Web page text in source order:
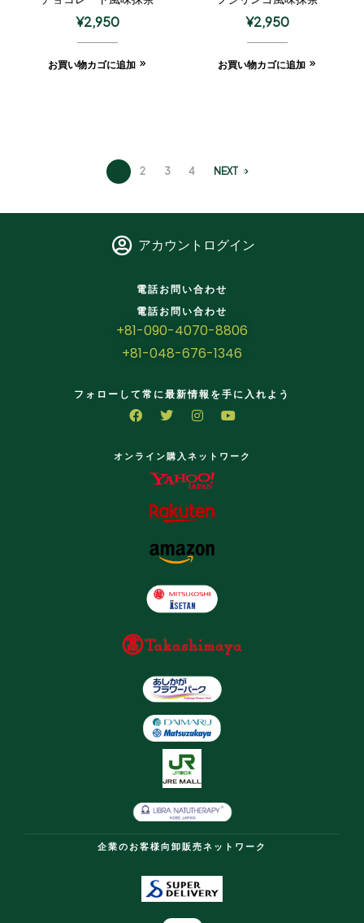
¥2,950
お買い物カゴに追加
¥2,950
お買い物カゴに追加
2 3 4 NEXT
アカウントログイン
電話お問い合わせ
電話お問い合わせ
+81-090-4070-8806
+81-048-676-1346
フォローして常に最新情報を手に入れよう
オンライン購入ネットワーク
企業のお客様向卸販売ネットワーク